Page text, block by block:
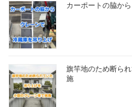
カーポートの脇か
旗竿地のため断ら
施